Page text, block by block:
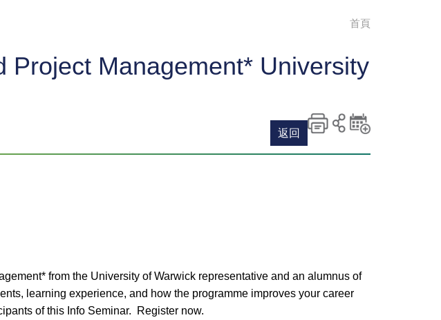
首頁
Project Management* University
返回
from the University of Warwick representative and an alumnus of
learning experience, and how the programme improves your career
of this Info Seminar. Register now.